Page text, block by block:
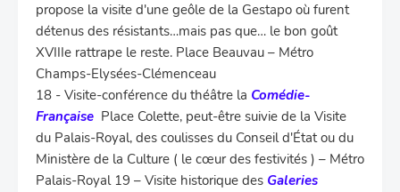
propose la visite d'une geôle de la Gestapo où furent
détenus des résistants…mais pas que… le bon goût
XVIIIe rattrape le reste. Place Beauvau – Métro
Champs-Elysées-Clémenceau
18 - Visite-conférence du théâtre la Comédie-
Française Place Colette, peut-être suivie de la Visite
du Palais-Royal, des coulisses du Conseil d'État ou du
Ministère de la Culture ( le cœur des festivités ) – Métro
Palais-Royal 19 – Visite historique des Galeries